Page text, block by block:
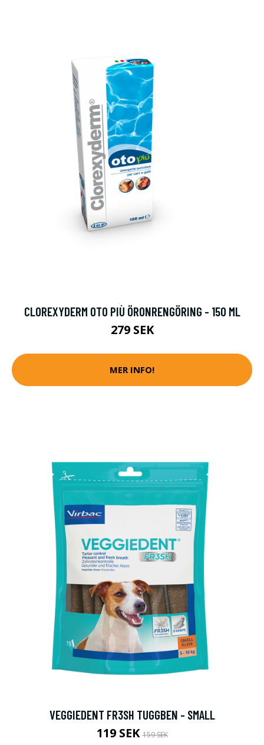
CLOREXYDERM OTO PIÙ ÖRONRENGÖRING - 150 ML
279 SEK
MER INFO!
VEGGIEDENT FR3SH TUGGBEN - SMALL
119 SEK159 SEK